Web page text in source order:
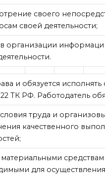
своего
своей деятельности;
организации
и обязуется исполнять
ТК РФ. Работодатель
труда и
качественного
материальными
для